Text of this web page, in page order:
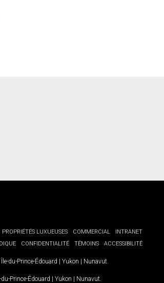
PROPRIÉTÉS LUXUEUSES COMMERCIAL
INTRANET
CONFIDENTIALITÉ TÉMOINS ACCESSIBILITÉ
Île-du-Prince-Édouard | Yukon | Nunavut
du-Prince-Édouard | Yukon | Nunavut